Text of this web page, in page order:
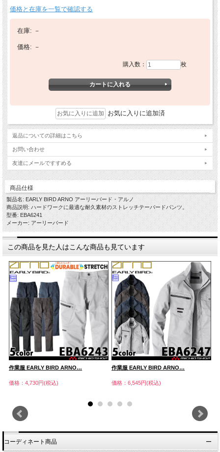
価格と在庫を一覧で確認する
在庫: －
価格: －
購入数： 枚
お気に入りに追加済
返品についての詳細はこちら
お問い合わせ
友達にメールですすめる
商品仕様
製品名: EARLY BIRD ARNO アーリーバード・アルノ
商品説明: ハードワークに最適な耐久素材のストレッチテーパードパンツ。
型番: EBA6241
メーカー: アーリーバード
この商品を見た人はこんな商品も見ています
作業服 EARLY BIRD ARNO…
価格：4,730円(税込)
作業服 EARLY BIRD ARNO…
価格：6,545円(税込)
コーディネート商品